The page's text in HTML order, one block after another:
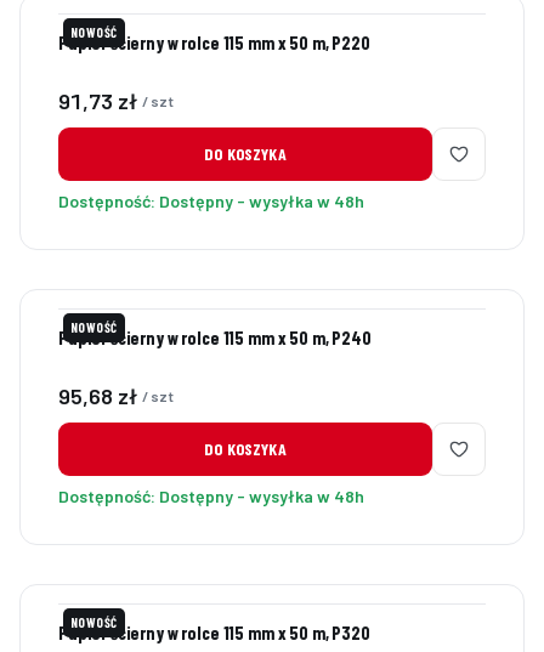
NOWOŚĆ
Papier ścierny w rolce 115 mm x 50 m, P220
Cena
91,73 zł / szt
DO KOSZYKA
Dostępność: Dostępny - wysyłka w 48h
NOWOŚĆ
Papier ścierny w rolce 115 mm x 50 m, P240
Cena
95,68 zł / szt
DO KOSZYKA
Dostępność: Dostępny - wysyłka w 48h
NOWOŚĆ
Papier ścierny w rolce 115 mm x 50 m, P320